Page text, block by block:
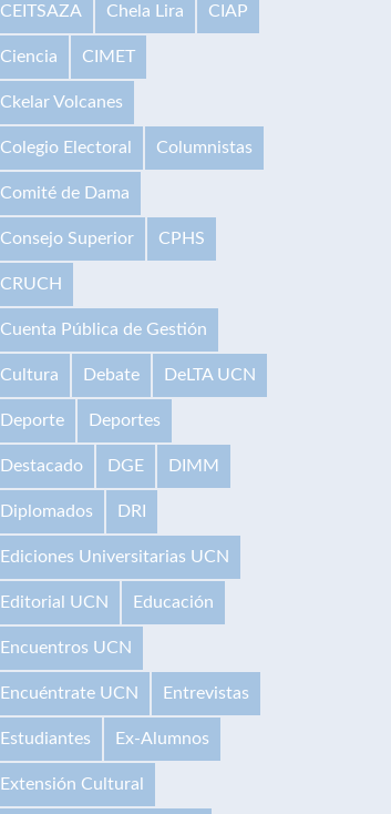
CEITSAZA Chela Lira CIAP
Ciencia CIMET
Ckelar Volcanes
Colegio Electoral Columnistas
Comité de Dama
Consejo Superior CPHS
CRUCH
Cuenta Pública de Gestión
Cultura Debate DeLTA UCN
Deporte Deportes
Destacado DGE DIMM
Diplomados DRI
Ediciones Universitarias UCN
Editorial UCN Educación
Encuentros UCN
Encuéntrate UCN Entrevistas
Estudiantes Ex-Alumnos
Extensión Cultural